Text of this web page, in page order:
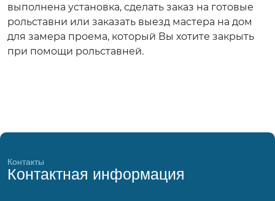
выполнена установка, сделать заказ на готовые
рольставни или заказать выезд мастера на дом
для замера проема, который Вы хотите закрыть
при помощи рольставней.
Контакты
Контактная информация